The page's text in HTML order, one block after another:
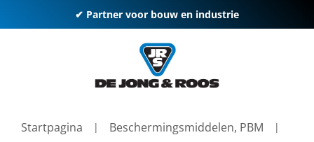
✔ Partner voor bouw en industrie
Startpagina
Beschermingsmiddelen, PBM